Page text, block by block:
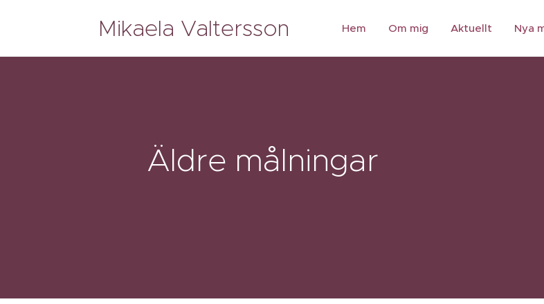
Mikaela Valtersson Hem Om mig Aktuellt Nya
Äldre målningar